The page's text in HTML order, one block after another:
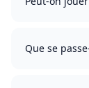
Que se